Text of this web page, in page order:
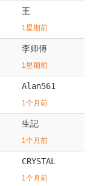
王
1星期前
李师傅
1星期前
Alan561
1个月前
生記
1个月前
CRYSTAL
1个月前